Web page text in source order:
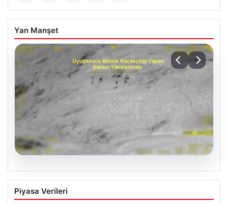
Yan Manşet
07.08.2026
Hakkari’de JİHA Destekli Operasyonda
253 Kilo Uyuşturucu Ele Geçirildi
Piyasa Verileri